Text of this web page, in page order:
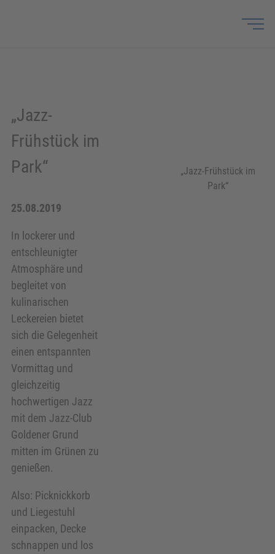
„Jazz-
Frühstück im
Park“
25.08.2019
In lockerer und
entschleunigter
Atmosphäre und
begleitet von
kulinarischen
Leckereien bietet
sich die Gelegenheit
einen entspannten
Vormittag und
gleichzeitig
hochwertigen Jazz
mit dem Jazz-Club
Goldener Grund
mitten im Grünen zu
genießen.
Also: Picknickkorb
und Liegestuhl
einpacken, Decke
schnappen und los
„Jazz-Frühstück im
Park“